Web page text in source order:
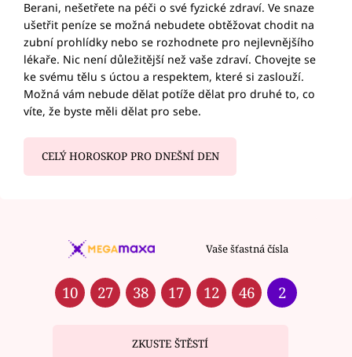
Berani, nešetřete na péči o své fyzické zdraví. Ve snaze
ušetřit peníze se možná nebudete obtěžovat chodit na
zubní prohlídky nebo se rozhodnete pro nejlevnějšího
lékaře. Nic není důležitější než vaše zdraví. Chovejte se
ke svému tělu s úctou a respektem, které si zaslouží.
Možná vám nebude dělat potíže dělat pro druhé to, co
víte, že byste měli dělat pro sebe.
CELÝ HOROSKOP PRO DNEŠNÍ DEN
Vaše šťastná čísla
10 27 38 17 12 46 2
ZKUSTE ŠTĚSTÍ